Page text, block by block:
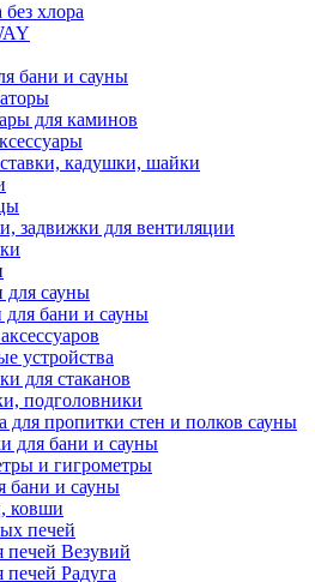
хлора
бани и сауны
для каминов
кадушки, шайки
задвижки для вентиляции
для сауны
для бани и сауны
устройства
для стаканов
подголовники
для пропитки стен и полков сауны
для бани и сауны
и гигрометры
бани и сауны
ковши
печей
печей Везувий
печей Радуга